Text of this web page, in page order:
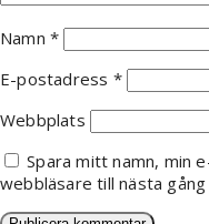
Namn *
E-postadress *
Webbplats
Spara mitt namn, min
webbläsare till nästa